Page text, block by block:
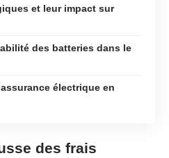
et leur impact sur
des batteries dans le
électrique en
des frais